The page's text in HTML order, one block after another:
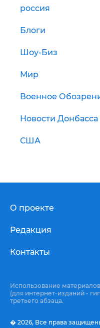
россия
Блоги
Шоу-Биз
Мир
Военное
Новости Донбасса
США
О проекте
Редакция
Контакты
Использование
(для интернет-изданий -
третьего абзаца.
� 2026, Все права